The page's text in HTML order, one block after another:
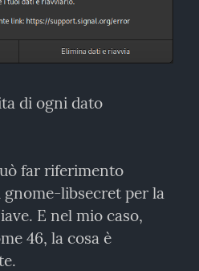
di ogni dato
far riferimento
libsecret per la
E nel mio caso,
46, la cosa è